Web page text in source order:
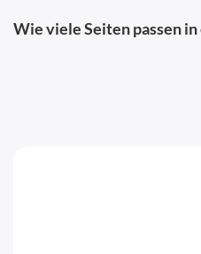
Wie viele Seiten passen